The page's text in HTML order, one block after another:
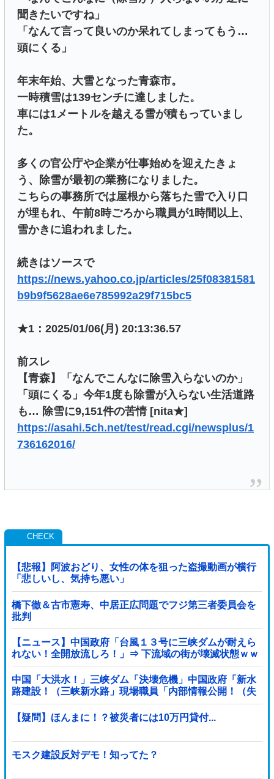
聞きたいですね」
「なんて言って良いのか呆れてしまってもう…
頭にくる」
年末年始、大雪となった青森市。
一時積雪は139センチに達しました。
車には1メートルを越える雪が積もっていまし
た。
多くの官公庁や企業が仕事始めを迎えたきょ
う、除雪が最初の業務になりました。
こちらの事務所では屋根から落ちた雪で入り口
が埋もれ、午前8時ごろから職員が1時間以上、
雪かきに追われました。
続きはソースで
https://news.yahoo.co.jp/articles/25f08381581
b9b9f5628ae6e785992a29f715bc5
★1：2025/01/06(月) 20:13:36.57
前スレ
【青森】「なんでこんなに除雪入らないのか」
「頭にくる」今年1度も除雪が入らない生活道路
も… 除雪に9,151件の苦情 [nita★]
https://asahi.5ch.net/test/read.cgi/newsplus/1
736162016/
【悲報】阿波おどり、女性の体を狙った盗撮動画が横行
「悲しいし、気持ち悪い」
橋下徹＆古市憲寿、中居正広問題でフジ第三者委員会を
批判
【ニュース】中国政府「台風１３号に三峡ダムが耐えら
れない！全開放流しろ！」⇒ 下流域の街が壊滅状態ｗｗ
ｗｗｗ
中国「大洪水！」三峡ダム「決壊危機」中国政府「新水
路建設！（三峡新水路」現場職員「内部情報公開！（失
踪」湖南省「三峡放流情報（画像」台風13号「...
【疑問】ほんまに！？被災者には10万円貸付...
モスク建設反対デモ！知ってた？